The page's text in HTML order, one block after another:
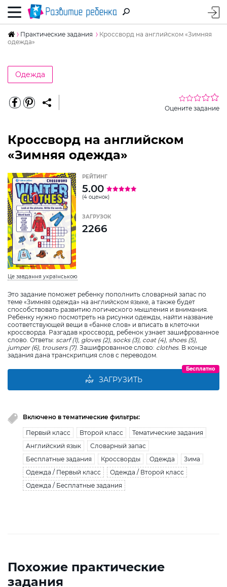
Практические задания
Кроссворд на английском «Зимняя
одежда»
Одежда
Оцените задание
Кроссворд на английском
«Зимняя одежда»
Це завдання українською
Это задание поможет ребенку пополнить словарный запас по
теме «Зимняя одежда» на английском языке, а также будет
способствовать развитию логического мышления и внимания.
Ребенку нужно посмотреть на рисунки одежды, найти название
соответствующей вещи в «банке слов» и вписать в клеточки
кроссворда. Разгадав кроссворд, ребенок узнает зашифрованное
слово. Ответы: scarf(1), gloves(2), socks(3), coat(4), shoes(5),
jumper(6), trousers(7) . Зашифрованное слово: clothes. В конце
задания дана транскрипция слов с переводом.
РЕЙТИНГ
5.00
(4 оценок)
ЗАГРУЗОК
2266
ЗАГРУЗИТЬ
Бесплатно
Включено в тематические фильтры:
Первый класс Второй класс
Тематические задания
Английский язык
Словарный запас
Бесплатные задания
Кроссворды Одежда
Зима
Одежда / Первый класс
Одежда / Второй класс
Одежда / Бесплатные задания
Похожие практические
задания